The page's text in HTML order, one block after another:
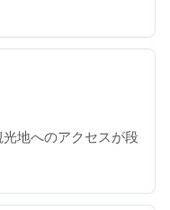
地へのアクセスが段